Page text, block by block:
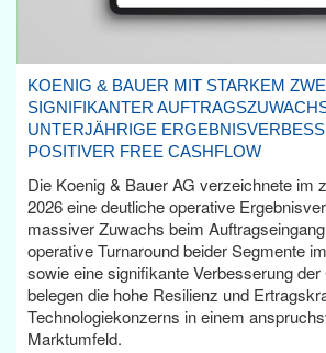
KOENIG & BAUER MIT STARKEM
SIGNIFIKANTER
UNTERJÄHRIGE
POSITIVER FREE CASHFLOW
Die Koenig & Bauer AG verzeichnete im
2026 eine deutliche operative
massiver Zuwachs beim
operative Turnaround beider Segmente
sowie eine signifikante Verbesserung
belegen die hohe Resilienz und
Technologiekonzerns in einem
Marktumfeld.